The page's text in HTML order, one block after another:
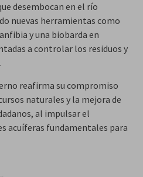
desembocan en el río
nuevas herramientas como
y una biobarda en
a controlar los residuos y
reafirma su compromiso
naturales y la mejora de
al impulsar el
acuíferas fundamentales para